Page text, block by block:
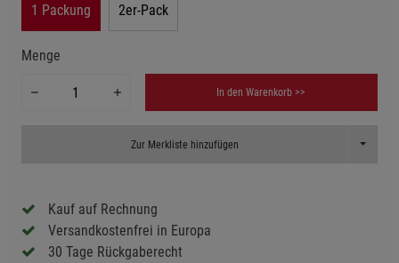
1 Packung 2er-Pack
Menge
In den Warenkorb >>
Zur Merkliste hinzufügen Toggle
Kauf auf Rechnung
Versandkostenfrei in Europa
30 Tage Rückgaberecht